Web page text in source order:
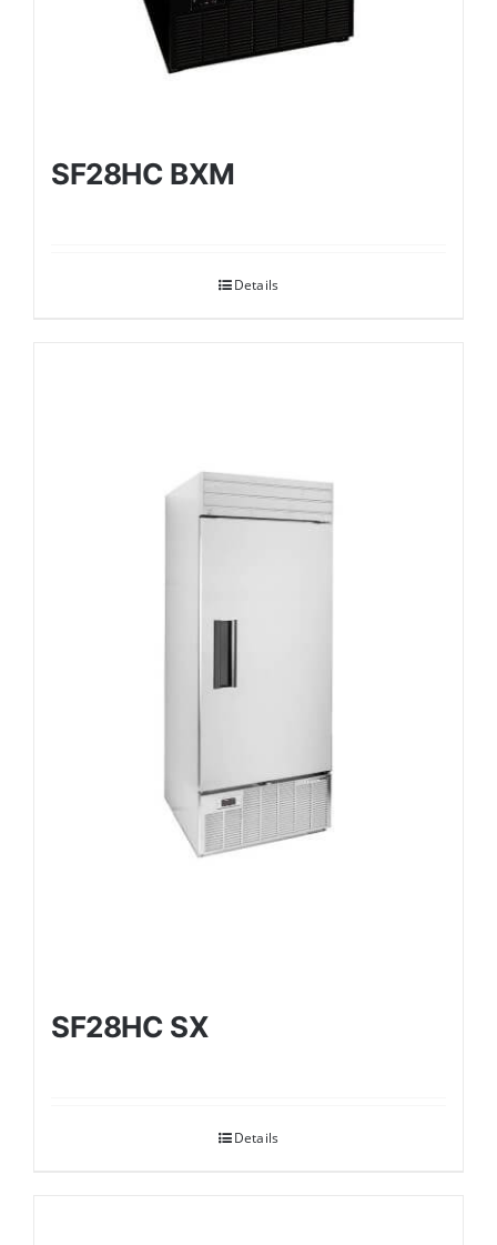
SF28HC BXM
Details
SF28HC SX
Details